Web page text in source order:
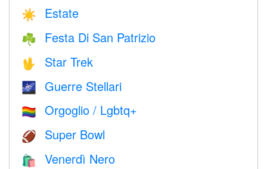
☀️ Estate
☘️ Festa Di San Patrizio
🖖 Star Trek
🌌 Guerre Stellari
🏳️‍🌈 Orgoglio / Lgbtq+
🏈 Super Bowl
🛍 Venerdì Nero